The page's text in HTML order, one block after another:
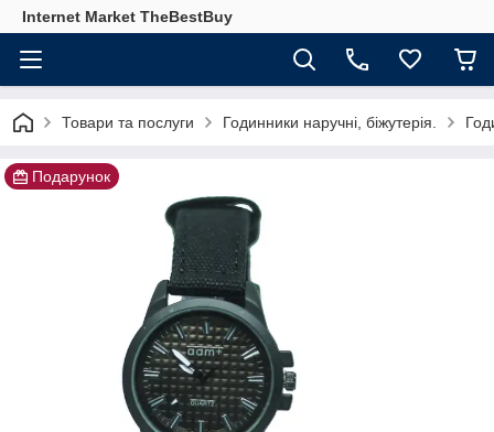
Internet Market TheBestBuy
Товари та послуги Годинники наручні, біжутерія.
Подарунок